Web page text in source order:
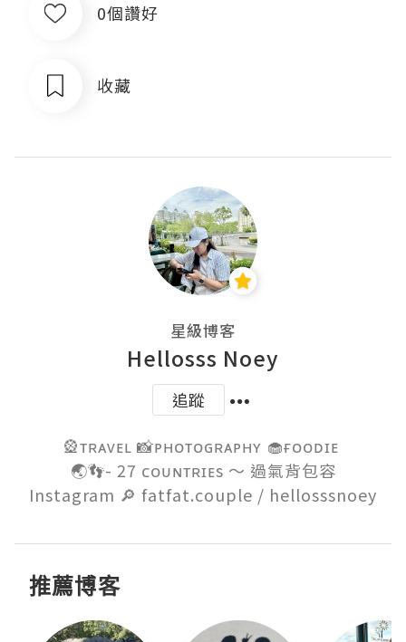
0個讚好
收藏
星級博客
Hellosss Noey
追蹤
🎡ᴛʀᴀᴠᴇʟ 📸ᴘʜᴏᴛᴏɢʀᴀᴘʜʏ 🧁ғᴏᴏᴅɪᴇ
🌏👣- 27 ᴄᴏᴜɴᴛʀɪᴇs ～ 過氣背包容
Instagram 🔎 fatfat.couple / hellosssnoey
推薦博客